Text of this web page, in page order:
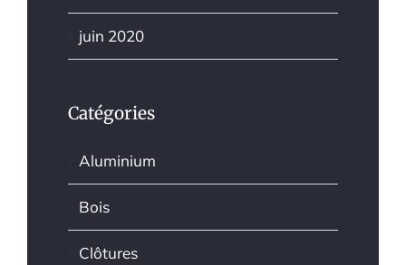
juin 2020
Catégories
Aluminium
Bois
Clôtures